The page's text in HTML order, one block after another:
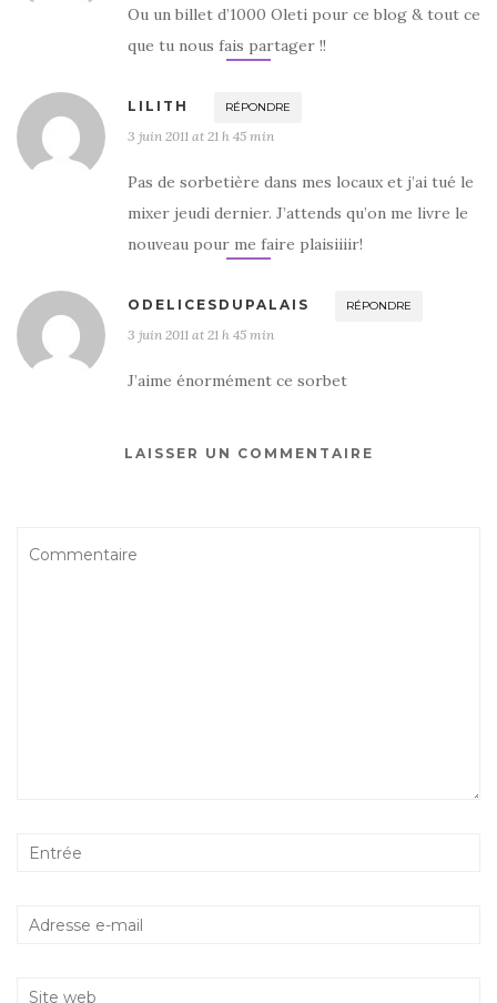
Ou un billet d’1000 Oleti pour ce blog & tout ce
que tu nous fais partager !!
LILITH RÉPONDRE
3 juin 2011 at 21 h 45 min
Pas de sorbetière dans mes locaux et j’ai tué le
mixer jeudi dernier. J’attends qu’on me livre le
nouveau pour me faire plaisiiiir!
ODELICESDUPALAIS RÉPONDRE
3 juin 2011 at 21 h 45 min
J’aime énormément ce sorbet
LAISSER UN COMMENTAIRE